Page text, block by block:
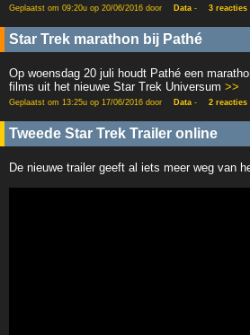
Geplaatst om 09:20u op 20/06/2016 door Data - 3 reacties
Star Trek marathon bij Pathé
Op woensdag 20 juli houdt Pathé een
films uit het nieuwe Star Trek Universum >>
Geplaatst om 13:25u op 17/06/2016 door Data - 2 reacties
Tweede Star Trek Trailer online
De nieuwe trailer geeft al iets meer weg van